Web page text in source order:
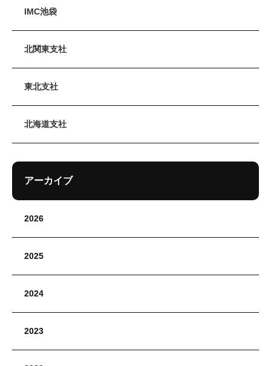
IMC池袋
北関東支社
東北支社
北海道支社
アーカイブ
2026
2025
2024
2023